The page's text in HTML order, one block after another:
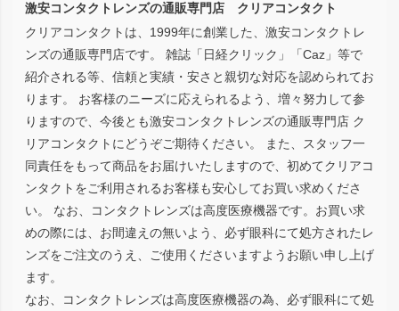
激安コンタクトレンズの通販専門店 クリアコンタクト
クリアコンタクトは、1999年に創業した、激安コンタクトレ
ンズの通販専門店です。 雑誌「日経クリック」「Caz」等で
紹介される等、信頼と実績・安さと親切な対応を認められてお
ります。 お客様のニーズに応えられるよう、増々努力して参
りますので、今後とも激安コンタクトレンズの通販専門店 ク
リアコンタクトにどうぞご期待ください。 また、スタッフ一
同責任をもって商品をお届けいたしますので、初めてクリアコ
ンタクトをご利用されるお客様も安心してお買い求めくださ
い。 なお、コンタクトレンズは高度医療機器です。お買い求
めの際には、お間違えの無いよう、必ず眼科にて処方されたレ
ンズをご注文のうえ、ご使用くださいますようお願い申し上げ
ます。
なお、コンタクトレンズは高度医療機器の為、必ず眼科にて処